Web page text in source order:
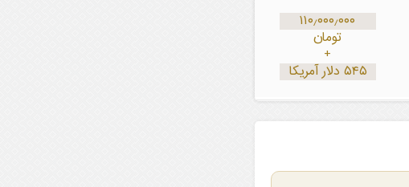
۱۱۰٫۰۰۰٫۰۰۰
تومان
+
۵۴۵ دلار آمریکا